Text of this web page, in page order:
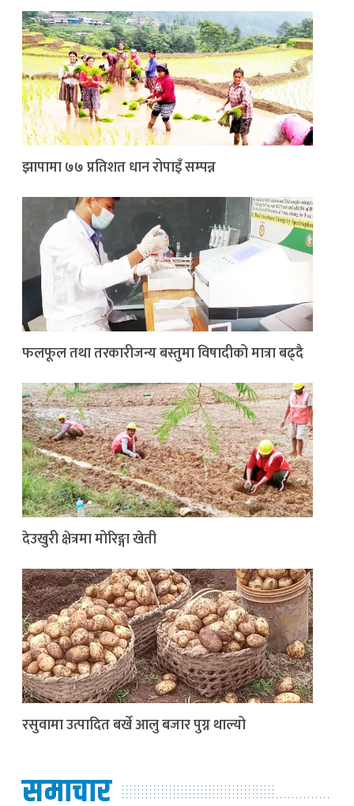
झापामा ७७ प्रतिशत धान रोपाइँ सम्पन्न
फलफूल तथा तरकारीजन्य बस्तुमा विषादीको मात्रा बढ्दै
देउखुरी क्षेत्रमा मोरिङ्गा खेती
रसुवामा उत्पादित बर्खे आलु बजार पुग्न थाल्यो
समाचार